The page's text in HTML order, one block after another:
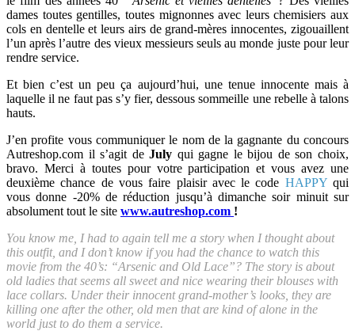
dames toutes gentilles, toutes mignonnes avec leurs chemisiers aux
cols en dentelle et leurs airs de grand-mères innocentes, zigouaillent
l’un après l’autre des vieux messieurs seuls au monde juste pour leur
rendre service.
Et bien c’est un peu ça aujourd’hui, une tenue innocente mais à
laquelle il ne faut pas s’y fier, dessous sommeille une rebelle à talons
hauts.
J’en profite vous communiquer le nom de la gagnante du concours
Autreshop.com il s’agit deJuly qui gagne le bijou de son choix,
bravo. Merci à toutes pour votre participation et vous avez une
deuxième chance de vous faire plaisir avec le code HAPPYqui
vous donne -20% de réduction jusqu’à dimanche soir minuit sur
absolument tout le site www.autreshop.com !
You know me, I had to again tell me a story when I thought about
this outfit, and I don’t know if you had the chance to watch this
movie from the 40’s: “Arsenic and Old Lace”? The story is about
old ladies that seems all sweet and nice wearing their blouses with
lace collars. Under their innocent grand-mother’s looks, they are
killing one after the other, old men that are kind of alone in the
world just to do them a service.